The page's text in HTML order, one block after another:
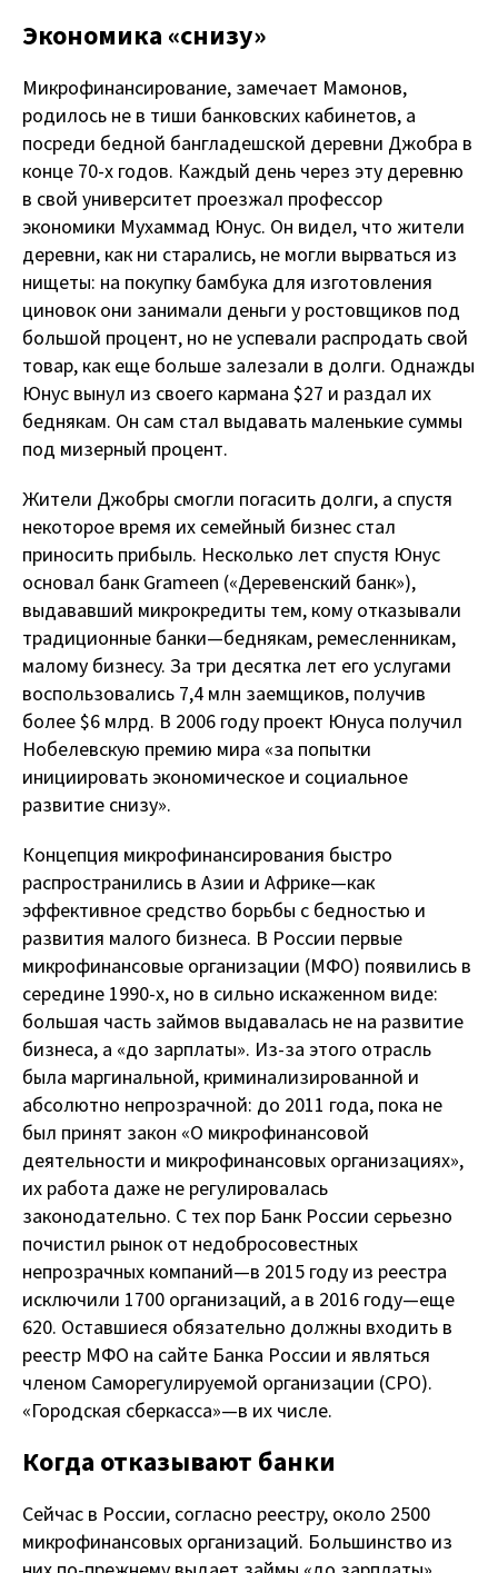
Экономика «снизу»
Микрофинансирование, замечает Мамонов,
родилось не в тиши банковских кабинетов, а
посреди бедной бангладешской деревни Джобра в
конце 70-х годов. Каждый день через эту деревню
в свой университет проезжал профессор
экономики Мухаммад Юнус. Он видел, что жители
деревни, как ни старались, не могли вырваться из
нищеты: на покупку бамбука для изготовления
циновок они занимали деньги у ростовщиков под
большой процент, но не успевали распродать свой
товар, как еще больше залезали в долги. Однажды
Юнус вынул из своего кармана $27 и раздал их
беднякам. Он сам стал выдавать маленькие суммы
под мизерный процент.
Жители Джобры смогли погасить долги, а спустя
некоторое время их семейный бизнес стал
приносить прибыль. Несколько лет спустя Юнус
основал банк Grameen («Деревенский банк»),
выдававший микрокредиты тем, кому отказывали
традиционные банки — беднякам, ремесленникам,
малому бизнесу. За три десятка лет его услугами
воспользовались 7,4 млн заемщиков, получив
более $6 млрд. В 2006 году проект Юнуса получил
Нобелевскую премию мира «за попытки
инициировать экономическое и социальное
развитие снизу».
Концепция микрофинансирования быстро
распространились в Азии и Африке — как
эффективное средство борьбы с бедностью и
развития малого бизнеса. В России первые
микрофинансовые организации (МФО) появились в
середине 1990-х, но в сильно искаженном виде:
большая часть займов выдавалась не на развитие
бизнеса, а «до зарплаты». Из-за этого отрасль
была маргинальной, криминализированной и
абсолютно непрозрачной: до 2011 года, пока не
был принят закон «О микрофинансовой
деятельности и микрофинансовых организациях»,
их работа даже не регулировалась
законодательно. С тех пор Банк России серьезно
почистил рынок от недобросовестных
непрозрачных компаний — в 2015 году из реестра
исключили 1700 организаций, а в 2016 году — еще
620. Оставшиеся обязательно должны входить в
реестр МФО на сайте Банка России и являться
членом Саморегулируемой организации (СРО).
«Городская сберкасса» — в их числе.
Когда отказывают банки
Сейчас в России, согласно реестру, около 2500
микрофинансовых организаций. Большинство из